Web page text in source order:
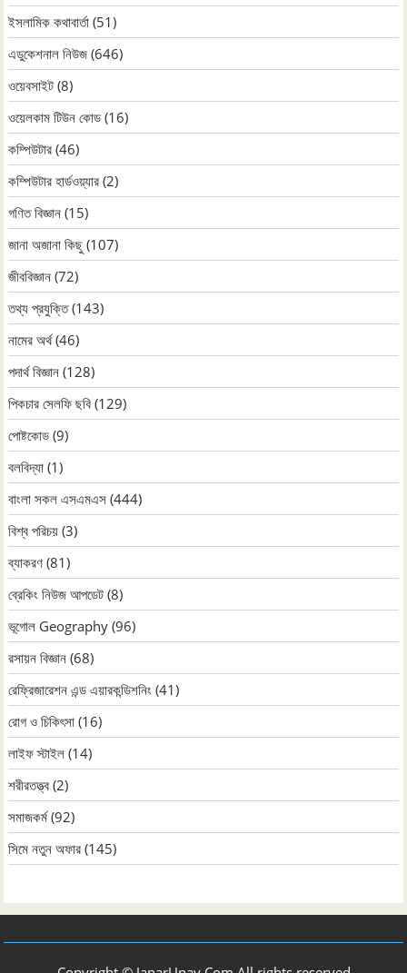
ইসলামিক কথাবার্তা (51)
এডুকেশনাল নিউজ (646)
ওয়েবসাইট (8)
ওয়েলকাম টিউন কোড (16)
কম্পিউটার (46)
কম্পিউটার হার্ডওয়্যার (2)
গণিত বিজ্ঞান (15)
জানা অজানা কিছু (107)
জীববিজ্ঞান (72)
তথ্য প্রযুক্তি(143)
নামের অর্থ(46)
পদার্থ বিজ্ঞান (128)
পিকচার সেলফি ছবি (129)
পোষ্টকোড (9)
বলবিদ্যা (1)
বাংলা সকল এসএমএস (444)
বিশ্ব পরিচয় (3)
ব্যাকরণ (81)
ব্রেকিং নিউজ আপডেট (8)
ভূগোল Geography (96)
রসায়ন বিজ্ঞান (68)
রেফ্রিজারেশন এন্ড এয়ারকন্ডিশনিং (41)
রোগ ও চিকিৎসা (16)
লাইফ স্টাইল (14)
শরীরতত্ত্ব (2)
সমাজকর্ম(92)
সিমে নতুন ‍অফার (145)